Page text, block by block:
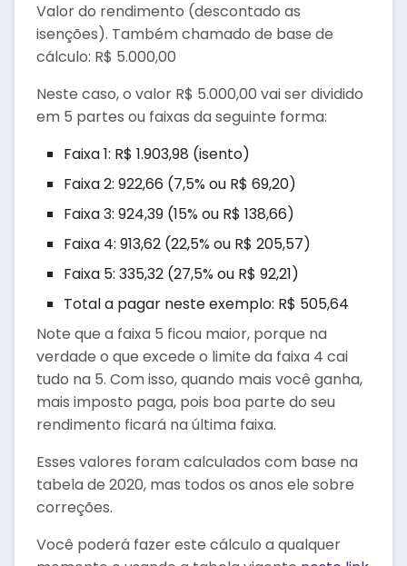
Valor do rendimento (descontado as
isenções). Também chamado de base de
cálculo: R$ 5.000,00
Neste caso, o valor R$ 5.000,00 vai ser dividido
em 5 partes ou faixas da seguinte forma:
Faixa 1: R$ 1.903,98 (isento)
Faixa 2: 922,66 (7,5% ou R$ 69,20)
Faixa 3: 924,39 (15% ou R$ 138,66)
Faixa 4: 913,62 (22,5% ou R$ 205,57)
Faixa 5: 335,32 (27,5% ou R$ 92,21)
Total a pagar neste exemplo: R$ 505,64
Note que a faixa 5 ficou maior, porque na
verdade o que excede o limite da faixa 4 cai
tudo na 5. Com isso, quando mais você ganha,
mais imposto paga, pois boa parte do seu
rendimento ficará na última faixa.
Esses valores foram calculados com base na
tabela de 2020, mas todos os anos ele sobre
correções.
Você poderá fazer este cálculo a qualquer